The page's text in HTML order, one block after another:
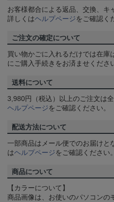
お客様都合による返品、交換、キ
詳しくはヘルプページをご確認く
ご注文の確定について
買い物かごに入れるだけでは在庫
にご購入手続きをお済ませくださ
送料について
3,980円（税込）以上のご注文は
ヘルプページをご確認ください。
配送方法について
一部商品はメール便でのお届けと
はヘルプページをご確認ください。
商品について
【カラーについて】
商品画像は、お使いのパソコンの